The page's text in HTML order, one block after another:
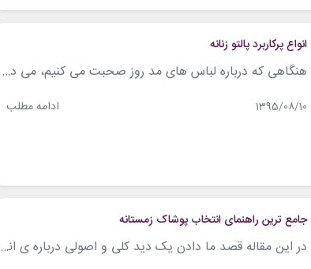
انواع پرکاربرد پالتو زنانه
هنگاهی که درباره لباس های مد روز صحبت می کنیم، می دانیم که یک کت و پالتو زنانه خوب می تواند یک ظاهر شیک و زیبا برای شما فراهم کند، و استایل شما را برای رفتن به یک مهمانی، کامل می کند. فقط باید حواستان باشد که سبکی را که با استایل شما جور باشد...
1395/08/10 ادامه مطلب
جامع ترین راهنمای انتخاب پوشاک زمستانه
در این مقاله قصد ما دادن یک دید کلی و اصولی درباره ی انتخاب پوشاک زمستانه به شماست. این دید را با بررسی تک تک آیتم ها و تیپ های مربوط به آقایان در زمستان به شما می دهیم و این شمایید که در نهایت تصمیم می گیرید چگونه خوشتیپ تر از قبل باشید. پس...